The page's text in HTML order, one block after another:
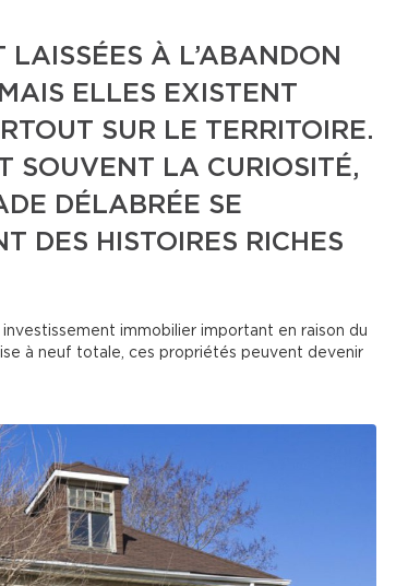
LAISSÉES À L’ABANDON
ELLES EXISTENT
SUR LE TERRITOIRE.
SOUVENT LA CURIOSITÉ,
DÉLABRÉE SE
DES HISTOIRES RICHES
immobilier important en raison du
à neuf totale, ces propriétés peuvent devenir